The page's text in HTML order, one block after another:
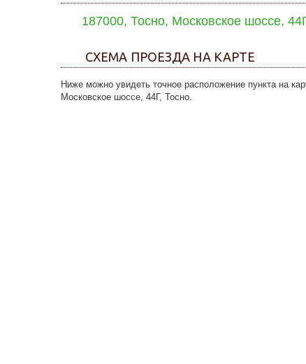
187000, Тосно, Московское шоссе,
СХЕМА ПРОЕЗДА НА КАРТЕ
Ниже можно увидеть точное расположение пункта на
Московское шоссе, 44Г, Тосно.